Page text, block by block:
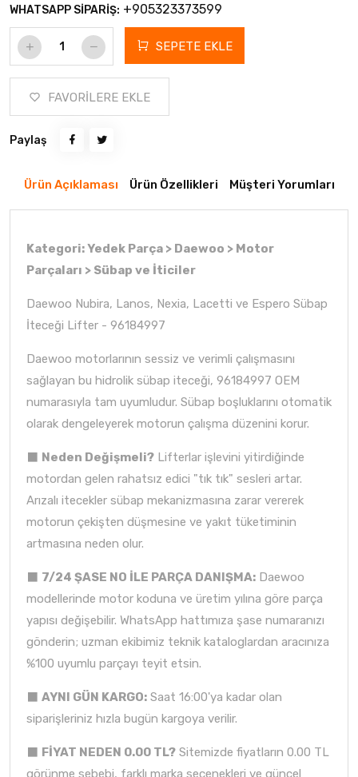
WHATSAPP SİPARİŞ: +905323373599
SEPETE EKLE
FAVORİLERE EKLE
Paylaş
Ürün Açıklaması Ürün Özellikleri Müşteri Yorumları
Kategori: Yedek Parça > Daewoo > Motor
Parçaları > Sübap ve İticiler
Daewoo Nubira, Lanos, Nexia, Lacetti ve Espero Sübap
İteceği Lifter - 96184997
Daewoo motorlarının sessiz ve verimli çalışmasını
sağlayan bu hidrolik sübap iteceği, 96184997 OEM
numarasıyla tam uyumludur. Sübap boşluklarını otomatik
olarak dengeleyerek motorun çalışma düzenini korur.
⬛ Neden Değişmeli? Lifterlar işlevini yitirdiğinde
motordan gelen rahatsız edici "tık tık" sesleri artar.
Arızalı itecekler sübap mekanizmasına zarar vererek
motorun çekişten düşmesine ve yakıt tüketiminin
artmasına neden olur.
⬛ 7/24 ŞASE NO İLE PARÇA DANIŞMA: Daewoo
modellerinde motor koduna ve üretim yılına göre parça
yapısı değişebilir. WhatsApp hattımıza şase numaranızı
gönderin; uzman ekibimiz teknik kataloglardan aracınıza
%100 uyumlu parçayı teyit etsin.
⬛ AYNI GÜN KARGO: Saat 16:00'ya kadar olan
siparişleriniz hızla bugün kargoya verilir.
⬛ FİYAT NEDEN 0.00 TL? Sitemizde fiyatların 0.00 TL
görünme sebebi, farklı marka seçenekleri ve güncel